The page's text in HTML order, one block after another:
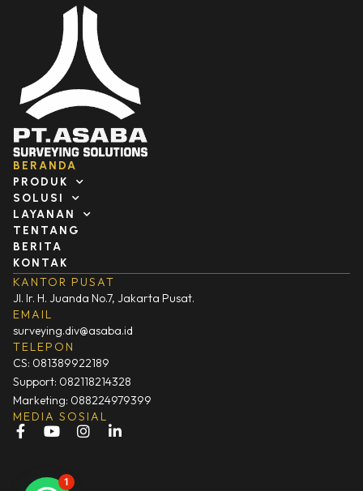
BERANDA
PRODUK
SOLUSI
LAYANAN
TENTANG
BERITA
KONTAK
KANTOR PUSAT
Jl. Ir. H. Juanda No.7, Jakarta Pusat.
EMAIL
surveying.div@asaba.id
TELEPON
CS: 081389922189
Support: 082118214328
Marketing: 088224979399
MEDIA SOSIAL
F
a
Y
t
I
n
L
1